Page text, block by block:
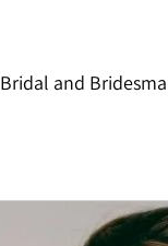
Bridal and